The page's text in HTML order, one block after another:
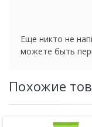
Еще никто не
можете быть
Похожие